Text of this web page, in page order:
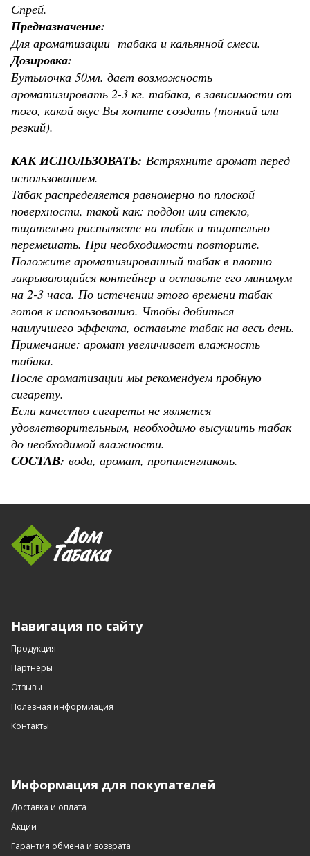
Спрей.
Предназначение:
Для ароматизации табака и кальянной смеси.
Дозировка:
Бутылочка 50мл. дает возможность
ароматизировать 2-3 кг. табака, в зависимости от
того, какой вкус Вы хотите создать (тонкий или
резкий).
КАК ИСПОЛЬЗОВАТЬ: Встряхните аромат перед
использованием.
Табак распределяется равномерно по плоской
поверхности, такой как: поддон или стекло,
тщательно распыляете на табак и тщательно
перемешать. При необходимости повторите.
Положите ароматизированный табак в плотно
закрывающийся контейнер и оставьте его минимум
на 2-3 часа. По истечении этого времени табак
готов к использованию. Чтобы добиться
наилучшего эффекта, оставьте табак на весь день.
Примечание: аромат увеличивает влажность
табака.
После ароматизации мы рекомендуем пробную
сигарету.
Если качество сигареты не является
удовлетворительным, необходимо высушить табак
до необходимой влажности.
СОСТАВ: вода, аромат, пропиленгликоль.
Навигация по сайту
Продукция
Партнеры
Отзывы
Полезная информиация
Контакты
Информация для покупателей
Доставка и оплата
Акции
Гарантия обмена и возврата